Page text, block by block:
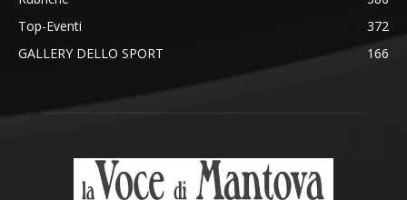
Top-Eventi
372
GALLERY DELLO SPORT
166